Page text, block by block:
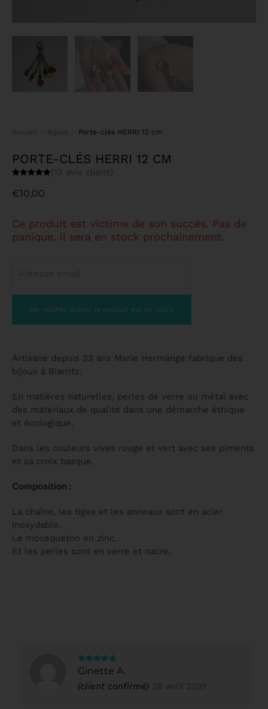
Vous êtes ici :
Accueil Bijoux Porte-clés HERRI 12 cm
PORTE-CLÉS HERRI 12 CM
sur 5
basé sur
( 13 avis client)
€10,00
Ce produit est victime de son succès. Pas de
panique, il sera en stock prochainement.
Artisane depuis 33 ans Marie Hermange fabrique des
bijoux à Biarritz.
En matières naturelles, perles de verre ou métal avec
des matériaux de qualité dans une démarche éthique
et écologique.
Dans les couleurs vives rouge et vert avec ses piments
et sa croix basque.
Composition :
La chaîne, les tiges et les anneaux sont en acier
inoxydable.
Le mousqueton en zinc.
Et les perles sont en verre et nacre.
Note 5sur
Ginette A.
(client confirmé) 26 avril 2021